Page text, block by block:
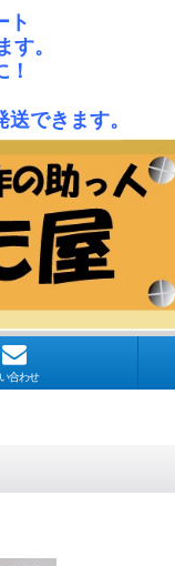
ト
。
できます。
合わせ